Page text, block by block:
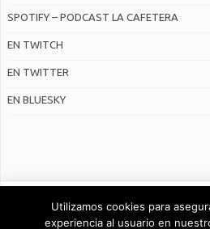
SPOTIFY – PODCAST LA CAFETERA
EN TWITCH
EN TWITTER
EN BLUESKY
CONTRATO DE SERVICIOS Y
Utilizamos cookies para
experiencia al usuario en